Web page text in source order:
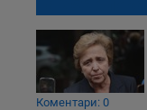
Коментари: 0